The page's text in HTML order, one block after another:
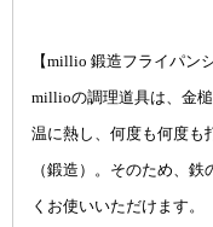
【millio 鍛造フライパン
millioの調理道具は、金
温に熱し、何度も何度も
（鍛造）。そのため、
くお使いいただけます。